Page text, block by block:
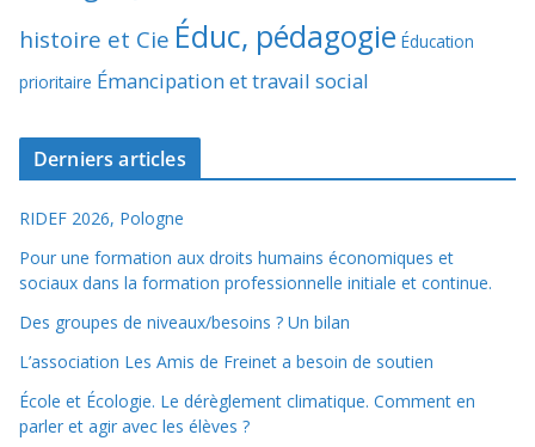
histoire et Cie Éduc, pédagogie Éducation
prioritaire Émancipation et travail social
Derniers articles
RIDEF 2026, Pologne
Pour une formation aux droits humains économiques et
sociaux dans la formation professionnelle initiale et continue.
Des groupes de niveaux/besoins ? Un bilan
L’association Les Amis de Freinet a besoin de soutien
École et Écologie. Le dérèglement climatique. Comment en
parler et agir avec les élèves ?